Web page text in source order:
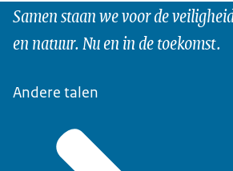
Samen staan we voor de
en natuur. Nu en in de toekomst.
Andere talen